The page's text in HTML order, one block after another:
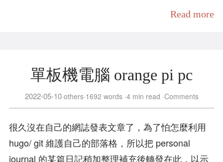
Read more
單板機電腦 orange pi pc
2022-05-10 others 1692 words 4 min read Comments
很久沒在自己的網誌發表文章了，為了怕怎麼利用
hugo/ git 維護自己的部落格，所以把 personal
journal 的某篇日記稍加整理補充後轉發在此，以示